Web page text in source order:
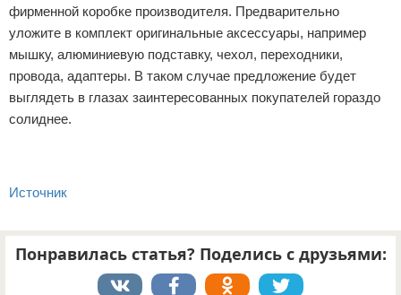
фирменной коробке производителя. Предварительно
уложите в комплект оригинальные аксессуары, например
мышку, алюминиевую подставку, чехол, переходники,
провода, адаптеры. В таком случае предложение будет
выглядеть в глазах заинтересованных покупателей гораздо
солиднее.
Источник
Понравилась статья? Поделись с друзьями: